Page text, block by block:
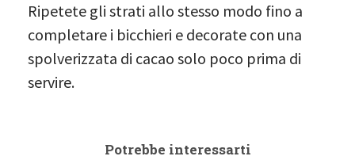
Ripetete gli strati allo stesso modo fino a
completare i bicchieri e decorate con una
spolverizzata di cacao solo poco prima di
servire.
Potrebbe interessarti